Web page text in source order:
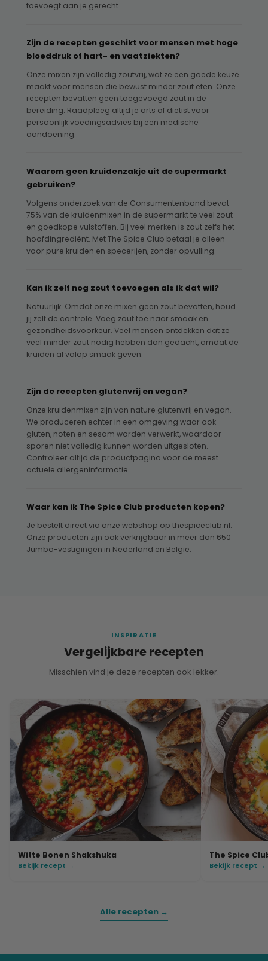
toevoegt aan je gerecht.
Zijn de recepten geschikt voor mensen met hoge
bloeddruk of hart- en vaatziekten?
Onze mixen zijn volledig zoutvrij, wat ze een goede keuze
maakt voor mensen die bewust minder zout eten. Onze
recepten bevatten geen toegevoegd zout in de
bereiding. Raadpleeg altijd je arts of diëtist voor
persoonlijk voedingsadvies bij een medische
aandoening.
Waarom geen kruidenzakje uit de supermarkt
gebruiken?
Volgens onderzoek van de Consumentenbond bevat
75% van de kruidenmixen in de supermarkt te veel zout
en goedkope vulstoffen. Bij veel merken is zout zelfs het
hoofdingrediënt. Met The Spice Club betaal je alleen
voor pure kruiden en specerijen, zonder opvulling.
Kan ik zelf nog zout toevoegen als ik dat wil?
Natuurlijk. Omdat onze mixen geen zout bevatten, houd
jij zelf de controle. Voeg zout toe naar smaak en
gezondheidsvoorkeur. Veel mensen ontdekken dat ze
veel minder zout nodig hebben dan gedacht, omdat de
kruiden al volop smaak geven.
Zijn de recepten glutenvrij en vegan?
Onze kruidenmixen zijn van nature glutenvrij en vegan.
We produceren echter in een omgeving waar ook
gluten, noten en sesam worden verwerkt, waardoor
sporen niet volledig kunnen worden uitgesloten.
Controleer altijd de productpagina voor de meest
actuele allergeninformatie.
Waar kan ik The Spice Club producten kopen?
Je bestelt direct via onze webshop op thespiceclub.nl.
Onze producten zijn ook verkrijgbaar in meer dan 650
Jumbo-vestigingen in Nederland en België.
INSPIRATIE
Vergelijkbare recepten
Misschien vind je deze recepten ook lekker.
Witte Bonen Shakshuka
Bekijk recept →
The Spice
Bekijk recept →
Alle recepten →